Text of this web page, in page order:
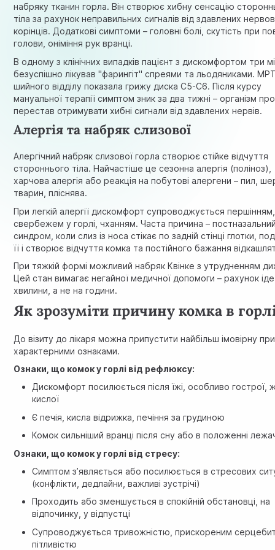
набряку тканин горла. Він створює хибну сенсацію
тіла за рахунок неправильних сигналів від здавлених
корінців. Додаткові симптоми – головні болі, скутість при
голови, оніміння рук вранці.
В одному з клінічних випадків пацієнт з дискомфортом три
безуспішно лікував "фарингіт" спреями та льодяниками.
шийного відділу показала грижу диска C5-C6. Після курсу
мануальної терапії симптом зник за два тижні – організм
перестав отримувати хибні сигнали від здавлених нервів.
Алергія та набряк слизової
Алергічний набряк слизової горла створює стійке відчуття
стороннього тіла. Найчастіше це сезонна алергія (поліноз),
харчова алергія або реакція на побутові алергени – пил,
тварин, пліснява.
При легкій алергії дискомфорт супроводжується першінням,
свербежем у горлі, чханням. Часта причина –
синдром, коли слиз із носа стікає по задній стінці глотки,
її і створює відчуття комка та постійного бажання
При тяжкій формі можливий набряк Квінке з утрудненням
Цей стан вимагає негайної медичної допомоги – рахунок
хвилини, а не на години.
Як зрозуміти причину комка в
До візиту до лікаря можна припустити найбільш імовірну
характерними ознаками.
Ознаки, що комок у горлі від рефлюксу:
Дискомфорт посилюється після їжі, особливо гострої,
кислої
Є печія, кисла відрижка, печіння за грудиною
Комок сильніший вранці після сну або в положенні
Ознаки, що комок у горлі від стресу:
Симптом з’являється або посилюється в стресових
(конфлікти, дедлайни, важливі зустрічі)
Проходить або зменшується в спокійній обстановці, на
відпочинку, у відпустці
Супроводжується тривожністю, прискореним
пітливістю